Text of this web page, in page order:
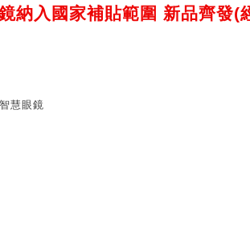
納入國家補貼範圍 新品齊發(
智慧眼鏡